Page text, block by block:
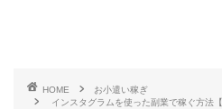
HOME
お小遣い稼ぎ
インスタグラムを使った副業で稼ぐ方法